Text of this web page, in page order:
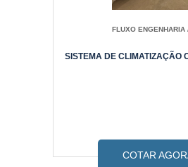
FLUXO ENGENHARIA
SISTEMA DE CLIMATIZAÇÃO
COTAR